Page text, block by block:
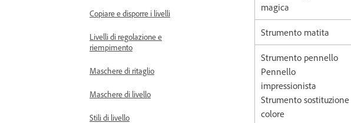
Copiare e disporre i livelli
Livelli di regolazione e
riempimento
Maschere di ritaglio
Maschere di livello
Stili di livello
magica
Strumento matita
Strumento pennello
Pennello
impressionista
Strumento sostituzione
colore